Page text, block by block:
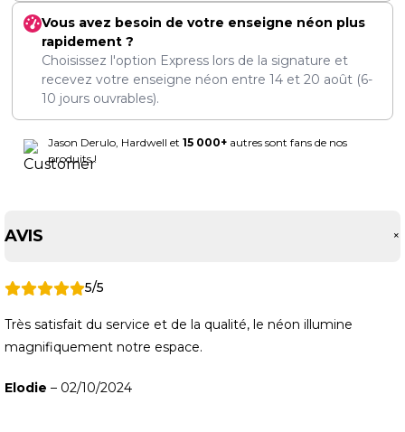
Vous avez besoin de votre enseigne néon plus
rapidement ?
Choisissez l'option Express lors de la signature et
recevez votre enseigne néon entre 14 et 20 août (6-
10 jours ouvrables).
Jason Derulo, Hardwell et 15 000+ autres sont fans de nos
produits !
AVIS +
5/5
Très satisfait du service et de la qualité, le néon illumine
magnifiquement notre espace.
Elodie – 02/10/2024